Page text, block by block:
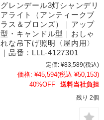
グレンデール3灯シャンデリ
アライト（アンティークブ
ラス＆ブロンズ）｜アップ
型・キャンドル型｜おしゃ
れな吊下げ照明〈屋内用〉
｜品番：LLL-4127301
定価: ¥83,589(税込)
価格: ¥45,594(税込 ¥50,153)
40%OFF
送料当社負担
残り 2個